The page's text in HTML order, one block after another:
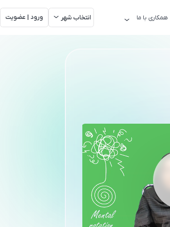
همکاری با ما انتخاب شهر ورود | عضویت